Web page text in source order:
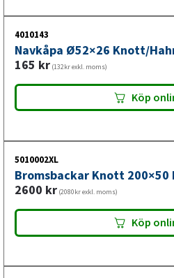
4010143
Navkåpa Ø52×26 Knott/
165 kr (132kr exkl. moms)
Köp
5010002XL
Bromsbackar Knott
2600 kr (2080kr exkl. moms)
Köp